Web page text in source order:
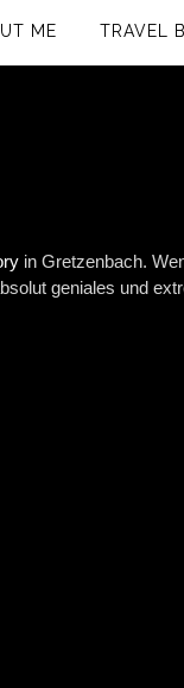
ME TRAVEL
in Gretzenbach.
geniales und